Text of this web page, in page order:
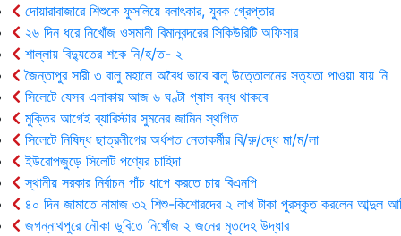
দোয়ারাবাজারে শিশুকে ফুসলিয়ে বলাৎকার, যুবক গ্রেপ্তার
২৬ দিন ধরে নিখোঁজ ওসমানী বিমানবন্দরের সিকিউরিটি অফিসার
শাল্লায় বিদ্যুতের শকে নি/হ/ত- ২
জৈন্তাপুর সারী ৩ বালু মহালে অবৈধ ভাবে বালু উত্তোলনের সত্যতা পাওয়া যায় নি
সিলেটে যেসব এলাকায় আজ ৬ ঘণ্টা গ্যাস বন্ধ থাকবে
মুক্তির আগেই ব্যারিস্টার সুমনের জামিন স্থগিত
সিলেটে নিষিদ্ধ ছাত্রলীগের অর্ধশত নেতাকর্মীর বি/রু/দ্ধে মা/ম/লা
ইউরোপজুড়ে সিলেটি পণ্যের চাহিদা
স্থানীয় সরকার নির্বাচন পাঁচ ধাপে করতে চায় বিএনপি
৪০ দিন জামাতে নামাজ ৩২ শিশু-কিশোরদের ২ লাখ টাকা পুরস্কৃত করলেন আব্দুল
জগন্নাথপুরে নৌকা ডুবিতে নিখোঁজ ২ জনের মৃতদেহ উদ্ধার